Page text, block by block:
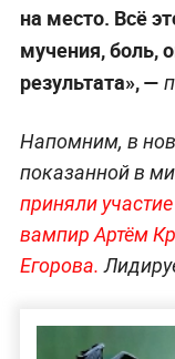
на место. Всё
мучения, боль,
результата», —
Напомним, в
показанной в
приняли
вампир Артём
Егорова.